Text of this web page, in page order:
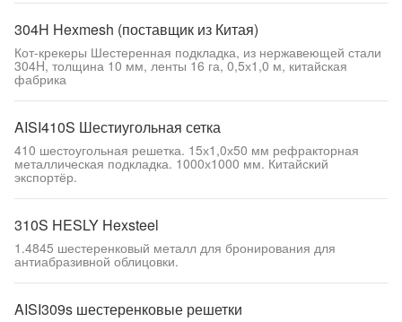
304H Hexmesh (поставщик из Китая)
Кот-крекеры Шестеренная подкладка, из нержавеющей стали
304H, толщина 10 мм, ленты 16 га, 0,5х1,0 м, китайская
фабрика
AISI410S Шестиугольная сетка
410 шестоугольная решетка. 15х1,0х50 мм рефракторная
металлическая подкладка. 1000х1000 мм. Китайский
экспортёр.
310S HESLY Hexsteel
1.4845 шестеренковый металл для бронирования для
антиабразивной облицовки.
AISI309s шестеренковые решетки